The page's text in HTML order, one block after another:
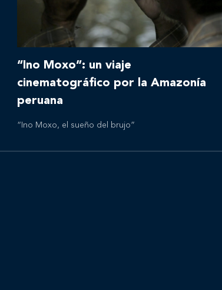
“Ino Moxo”: un viaje
cinematográfico por la Amazonía
peruana
“Ino Moxo, el sueño del brujo”